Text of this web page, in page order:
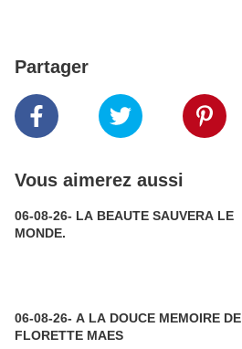
Partager
Vous aimerez aussi
06-08-26- LA BEAUTE SAUVERA LE
MONDE.
06-08-26- A LA DOUCE MEMOIRE DE
FLORETTE MAES